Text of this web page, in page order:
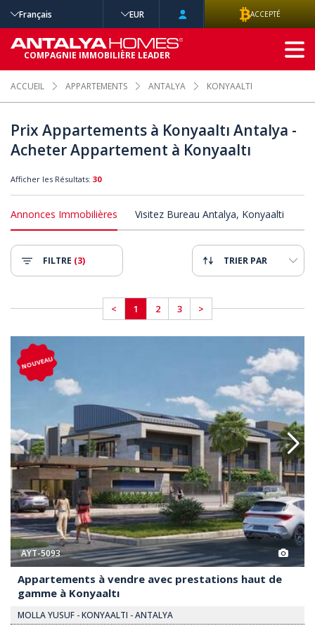
ACCUEIL APPARTEMENTS ANTALYA KONYAALTI
Prix Appartements à Konyaaltı Antalya -
Acheter Appartement à Konyaaltı
Afficher les Résultats: 30
Annonces Immobilières Visitez Bureau Antalya, Konyaalti
FILTRE (3) TRIER PAR
< 1 2 3 >
Prestations Haut De Gamme À Konyaaltı 2
NOUVEAU
AYT-5093
Appartements à vendre avec prestations haut de
gamme à Konyaaltı
MOLLA YUSUF - KONYAALTI - ANTALYA
Français EUR ACCEPTÉ
COMPAGNIE IMMOBILIÈRE LEADER
RECHERCHE
AVANCÉE